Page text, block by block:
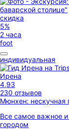
скидка
5%
2 часа
foot
индивидуальная
Ирена
4,93
230 отзывов
Мюнхен: нескучная
Все самое важное
городом